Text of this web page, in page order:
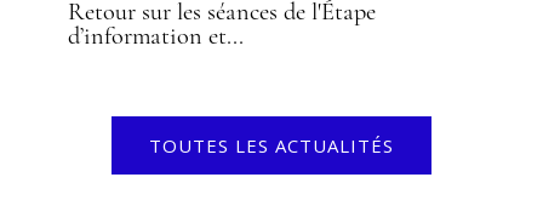
Retour sur les séances de l'Étape
d’information et...
TOUTES LES ACTUALITÉS